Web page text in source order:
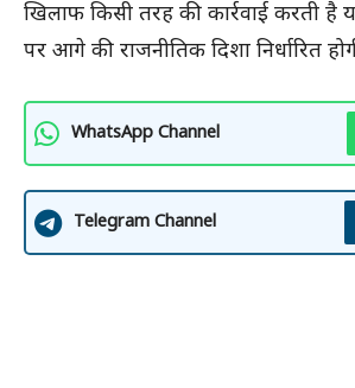
खिलाफ किसी तरह की कार्रवाई करती है
पर आगे की राजनीतिक दिशा निर्धारित
WhatsApp Channel
Telegram Channel